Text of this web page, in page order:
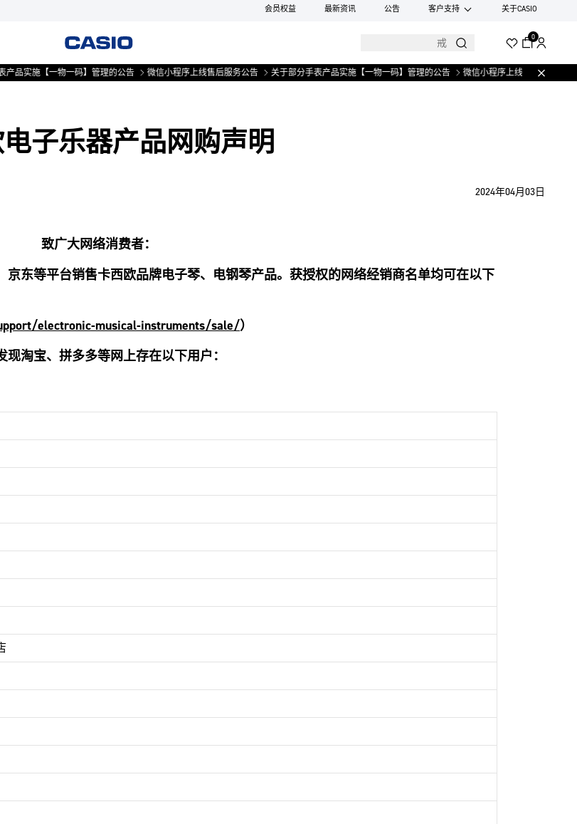
会员权益 最新资讯 公告 客户支持 关于CASIO
0
施【一物一码】管理的公告 微信小程序上线售后服务公告 关于部分手表产品实施【一物一码】管理的公告 微信小程序上线售后服务公告
子乐器产品网购声明
2024年04月03日
致广大网络消费者：
东等平台销售卡西欧品牌电子琴、电钢琴产品。获授权的网络经销商名单均可在以下
electronic-musical-instruments/sale/）
淘宝、拼多多等网上存在以下用户：